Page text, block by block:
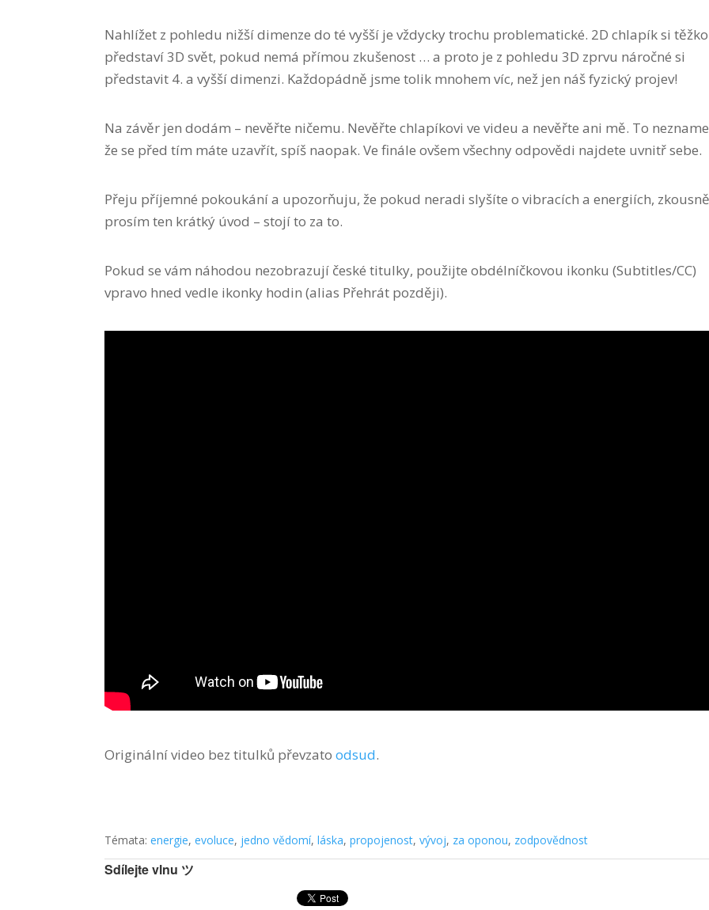
Nahlížet z pohledu nižší dimenze do té vyšší je vždycky trochu problematické. 2D chlapík si těžko
představí 3D svět, pokud nemá přímou zkušenost … a proto je z pohledu 3D zprvu náročné si
představit 4. a vyšší dimenzi. Každopádně jsme tolik mnohem víc, než jen náš fyzický projev!
Na závěr jen dodám – nevěřte ničemu. Nevěřte chlapíkovi ve videu a nevěřte ani mě. To
že se před tím máte uzavřít, spíš naopak. Ve finále ovšem všechny odpovědi najdete uvnitř sebe.
Přeju příjemné pokoukání a upozorňuju, že pokud neradi slyšíte o vibracích a energiích,
prosím ten krátký úvod – stojí to za to.
Pokud se vám náhodou nezobrazují české titulky, použijte obdélníčkovou ikonku (Subtitles/CC)
vpravo hned vedle ikonky hodin (alias Přehrát později).
Originální video bez titulků převzato odsud.
Témata: energie, evoluce, jedno vědomí, láska, propojenost, vývoj, za oponou, zodpovědnost
Sdílejte vlnu ツ